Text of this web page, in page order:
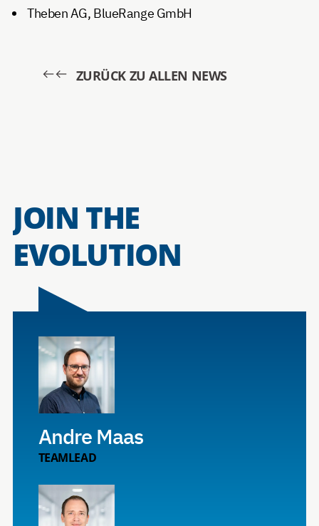
Theben AG, BlueRange GmbH
ZURÜCK ZU ALLEN NEWS
JOIN THE
EVOLUTION
Andre Maas
TEAMLEAD